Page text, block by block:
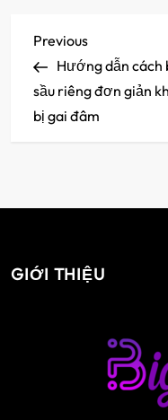
Đ
i
ề
h
ớ
Previous
Post
Previous
Hướng dẫn cách
sầu riêng đơn giản
bị gai đâm
GIỚI THIỆU